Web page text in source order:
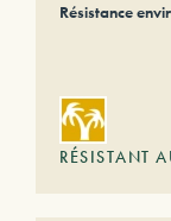
Résistance
RÉSISTANT